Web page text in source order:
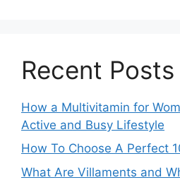
Recent Posts
How a Multivitamin for
Active and Busy Lifestyle
How To Choose A Perfect
What Are Villaments and